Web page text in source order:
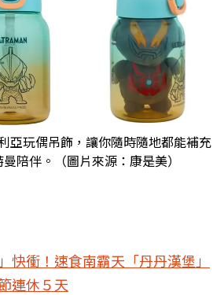
亞玩偶吊飾，讓你隨時隨地都能補充
陪伴。（圖片來源：康是美）
快衝！速食南霸天「丹丹漢堡」
連休５天